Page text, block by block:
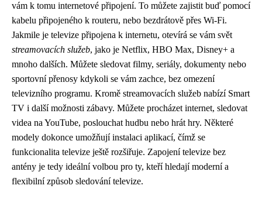
vám k tomu internetové připojení. To můžete zajistit buď pomocí
kabelu připojeného k routeru, nebo bezdrátově přes Wi-Fi.
Jakmile je televize připojena k internetu, otevírá se vám svět
streamovacích služeb, jako je Netflix, HBO Max, Disney+ a
mnoho dalších. Můžete sledovat filmy, seriály, dokumenty nebo
sportovní přenosy kdykoli se vám zachce, bez omezení
televizního programu. Kromě streamovacích služeb nabízí Smart
TV i další možnosti zábavy. Můžete procházet internet, sledovat
videa na YouTube, poslouchat hudbu nebo hrát hry. Některé
modely dokonce umožňují instalaci aplikací, čímž se
funkcionalita televize ještě rozšiřuje. Zapojení televize bez
antény je tedy ideální volbou pro ty, kteří hledají moderní a
flexibilní způsob sledování televize.